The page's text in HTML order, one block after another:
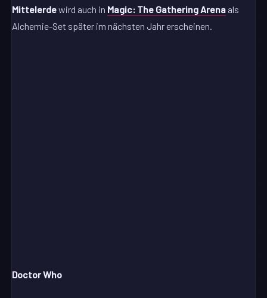
Mittelerdewird auch in Magic: The Gathering Arena als
Alchemie-Set später im nächsten Jahr erscheinen.
Doctor Who